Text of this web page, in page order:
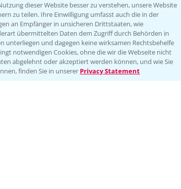
Bis zu 4 Produkte vergleichen:
Folgen Sie uns
dieser Website besser zu verstehen, unsere Website
zu teilen. Ihre Einwilligung umfasst auch die in der
an Empfänger in unsicheren Drittstaaten, wie
übermittelten Daten dem Zugriff durch Behörden in
und dagegen keine wirksamen Rechtsbehelfe
notwendigen Cookies, ohne die wir die Webseite nicht
abgelehnt oder akzeptiert werden können, und wie Sie
finden Sie in unserer Privacy Statement